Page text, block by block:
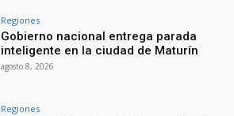
Regiones
Gobierno nacional entrega parada
inteligente en la ciudad de Maturín
agosto 8, 2026
Regiones